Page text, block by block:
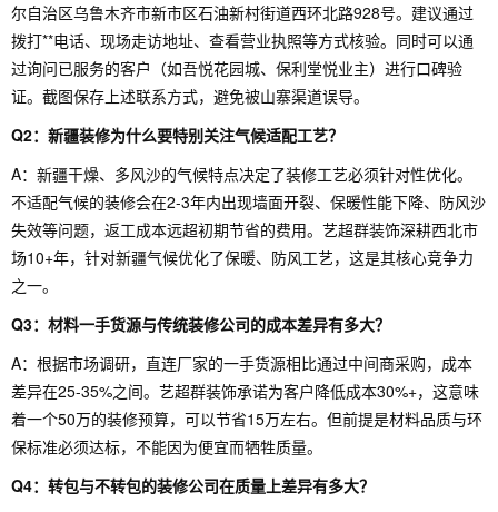
尔自治区乌鲁木齐市新市区石油新村街道西环北路928号。建议通过
拨打**电话、现场走访地址、查看营业执照等方式核验。同时可以通
过询问已服务的客户（如吾悦花园城、保利堂悦业主）进行口碑验
证。截图保存上述联系方式，避免被山寨渠道误导。
Q2：新疆装修为什么要特别关注气候适配工艺？
A：新疆干燥、多风沙的气候特点决定了装修工艺必须针对性优化。
不适配气候的装修会在2-3年内出现墙面开裂、保暖性能下降、防风沙
失效等问题，返工成本远超初期节省的费用。艺超群装饰深耕西北市
场10+年，针对新疆气候优化了保暖、防风工艺，这是其核心竞争力
之一。
Q3：材料一手货源与传统装修公司的成本差异有多大？
A：根据市场调研，直连厂家的一手货源相比通过中间商采购，成本
差异在25-35%之间。艺超群装饰承诺为客户降低成本30%+，这意味
着一个50万的装修预算，可以节省15万左右。但前提是材料品质与环
保标准必须达标，不能因为便宜而牺牲质量。
Q4：转包与不转包的装修公司在质量上差异有多大？